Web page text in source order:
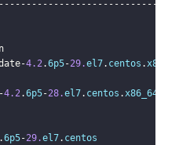
4.2 .6p5-29.el7. centos . x86_64
4.2 .6p5-28.el7. centos . x86_64
.6p5-29.el7. centos